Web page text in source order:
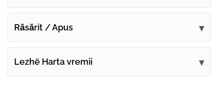
Răsărit / Apus
Lezhë Harta vremii